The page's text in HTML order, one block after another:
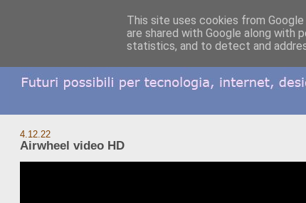
4.12.22
Airwheel video HD
This site uses cookies from
are shared with Google along with
statistics, and to detect and